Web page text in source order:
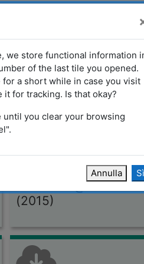
SoDiLinux@CTS
(2015)
we store functional information
of the last tile you opened.
a short while in case you visit
it for tracking. Is that okay?
you clear your browsing
Annulla Sì